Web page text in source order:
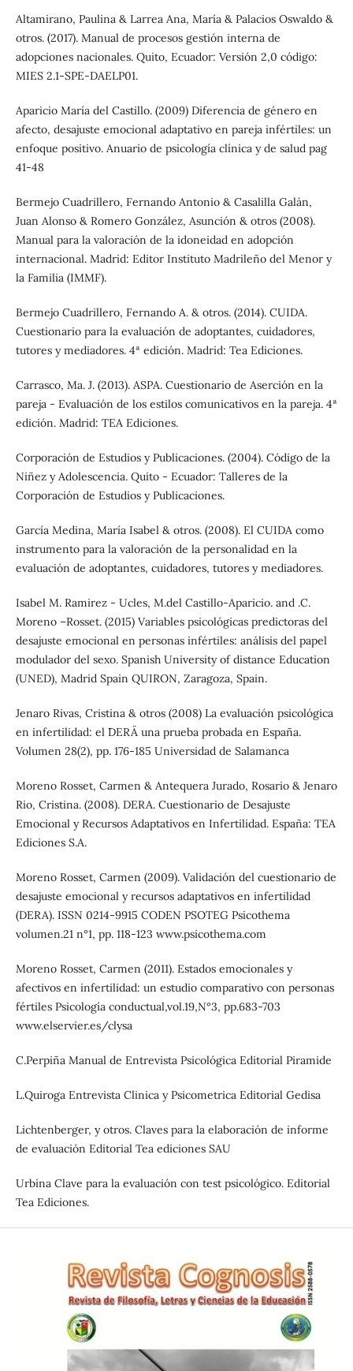
Altamirano, Paulina & Larrea Ana, María & Palacios Oswaldo &
otros. (2017). Manual de procesos gestión interna de
adopciones nacionales. Quito, Ecuador: Versión 2,0 código:
MIES 2.1-SPE-DAELP01.
Aparicio María del Castillo. (2009) Diferencia de género en
afecto, desajuste emocional adaptativo en pareja infértiles: un
enfoque positivo. Anuario de psicología clínica y de salud pag
41-48
Bermejo Cuadrillero, Fernando Antonio & Casalilla Galán,
Juan Alonso & Romero González, Asunción & otros (2008).
Manual para la valoración de la idoneidad en adopción
internacional. Madrid: Editor Instituto Madrileño del Menor y
la Familia (IMMF).
Bermejo Cuadrillero, Fernando A. & otros. (2014). CUIDA.
Cuestionario para la evaluación de adoptantes, cuidadores,
tutores y mediadores. 4ª edición. Madrid: Tea Ediciones.
Carrasco, Ma. J. (2013). ASPA. Cuestionario de Aserción en la
pareja - Evaluación de los estilos comunicativos en la pareja. 4ª
edición. Madrid: TEA Ediciones.
Corporación de Estudios y Publicaciones. (2004). Código de la
Niñez y Adolescencia. Quito - Ecuador: Talleres de la
Corporación de Estudios y Publicaciones.
García Medina, María Isabel & otros. (2008). El CUIDA como
instrumento para la valoración de la personalidad en la
evaluación de adoptantes, cuidadores, tutores y mediadores.
Isabel M. Ramirez - Ucles, M.del Castillo-Aparicio. and .C.
Moreno –Rosset. (2015) Variables psicológicas predictoras del
desajuste emocional en personas infértiles: análisis del papel
modulador del sexo. Spanish University of distance Education
(UNED), Madrid Spain QUIRON, Zaragoza, Spain.
Jenaro Rivas, Cristina & otros (2008) La evaluación psicológica
en infertilidad: el ¨DERA¨ una prueba probada en España.
Volumen 28(2), pp. 176-185 Universidad de Salamanca
Moreno Rosset, Carmen & Antequera Jurado, Rosario & Jenaro
Rio, Cristina. (2008). DERA. Cuestionario de Desajuste
Emocional y Recursos Adaptativos en Infertilidad. España: TEA
Ediciones S.A.
Moreno Rosset, Carmen (2009). Validación del cuestionario de
desajuste emocional y recursos adaptativos en infertilidad
(DERA). ISSN 0214-9915 CODEN PSOTEG Psicothema
volumen.21 n°1, pp. 118-123 www.psicothema.com
Moreno Rosset, Carmen (2011). Estados emocionales y
afectivos en infertilidad: un estudio comparativo con personas
fértiles Psicología conductual,vol.19,N°3, pp.683-703
www.elservier.es/clysa
C.Perpiña Manual de Entrevista Psicológica Editorial Piramide
L.Quiroga Entrevista Clinica y Psicometrica Editorial Gedisa
Lichtenberger, y otros. Claves para la elaboración de informe
de evaluación Editorial Tea ediciones SAU
Urbina Clave para la evaluación con test psicológico. Editorial
Tea Ediciones.